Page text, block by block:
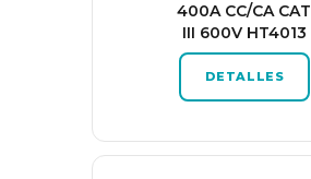
400A CC/CA CAT
III 600V HT4013
DETALLES